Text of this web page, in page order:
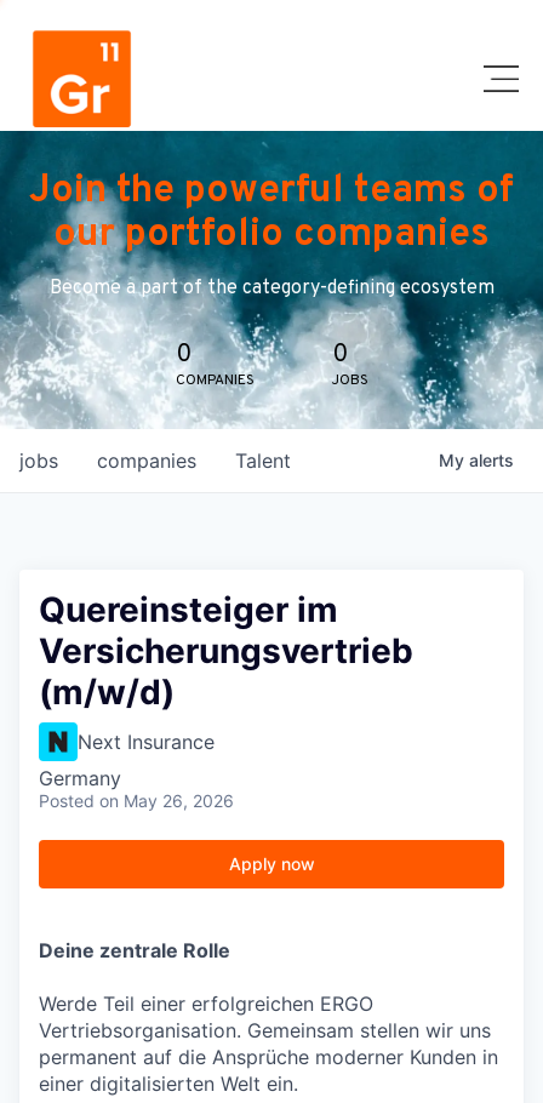
Join the powerful teams of
our portfolio companies
Become a part of the category-defining ecosystem
0
COMPANIES
0
JOBS
jobs companies Talent My alerts
Quereinsteiger im
Versicherungsvertrieb
(m/w/d)
Next Insurance
Germany
Posted on May 26, 2026
Apply now
Deine zentrale Rolle
Werde Teil einer erfolgreichen ERGO
Vertriebsorganisation. Gemeinsam stellen wir uns
permanent auf die Ansprüche moderner Kunden in
einer digitalisierten Welt ein.